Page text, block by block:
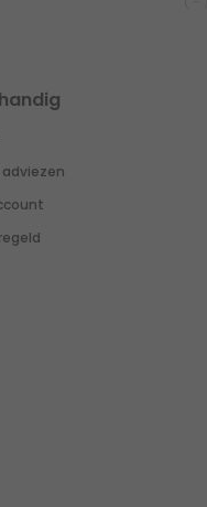
adviezen